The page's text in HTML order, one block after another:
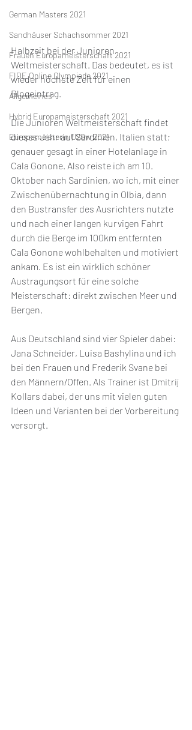
German Masters 2021
Sandhäuser Schachsommer 2021
Frauen Europameisterschaft 2021
FIDE Online Olympiade 2021
Allgemeines
Hybrid Europameisterschaft 2021
Europameisterin U20w 2021
Halbzeit bei der Junioren
Weltmeisterschaft. Das bedeutet, es ist
wieder höchste Zeit für einen
Blogeintrag.
Die Junioren Weltmeisterschaft findet
dieses Jahr auf Sardinien, Italien statt;
genauer gesagt in einer Hotelanlage in
Cala Gonone. Also reiste ich am 10.
Oktober nach Sardinien, wo ich, mit einer
Zwischenübernachtung in Olbia, dann
den Bustransfer des Ausrichters nutzte
und nach einer langen kurvigen Fahrt
durch die Berge im 100km entfernten
Cala Gonone wohlbehalten und motiviert
ankam. Es ist ein wirklich schöner
Austragungsort für eine solche
Meisterschaft: direkt zwischen Meer und
Bergen.
Aus Deutschland sind vier Spieler dabei:
Jana Schneider, Luisa Bashylina und ich
bei den Frauen und Frederik Svane bei
den Männern/Offen. Als Trainer ist Dmitrij
Kollars dabei, der uns mit vielen guten
Ideen und Varianten bei der Vorbereitung
versorgt.